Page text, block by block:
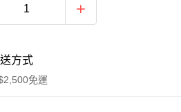
方式
免運